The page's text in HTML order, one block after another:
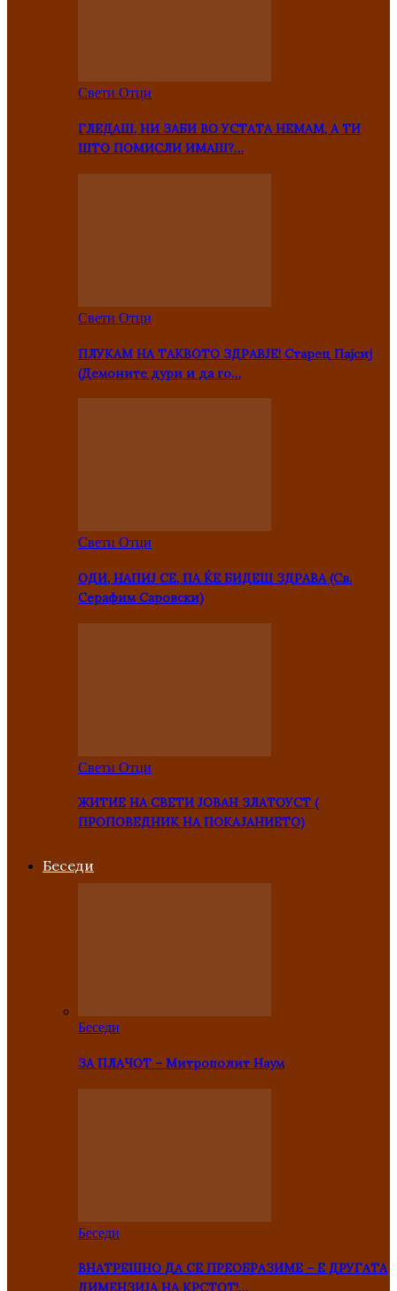
Свети Отци
ГЛЕДАШ, НИ ЗАБИ ВО УСТАТА НЕМАМ, А ТИ
ШТО ПОМИСЛИ ИМАШ?…
Свети Отци
ПЛУКАМ НА ТАКВОТО ЗДРАВЈЕ! Старец Пајсиј
(Демоните дури и да го…
Свети Отци
ОДИ, НАПИЈ СЕ, ПА ЌЕ БИДЕШ ЗДРАВА (Св.
Серафим Саровски)
Свети Отци
ЖИТИЕ НА СВЕТИ ЈОВАН ЗЛАТОУСТ (
ПРОПОВЕДНИК НА ПОКАЈАНИЕТО)
Беседи
Беседи
ЗА ПЛАЧОТ – Митрополит Наум
Беседи
ВНАТРЕШНО ДА СЕ ПРЕОБРАЗИМЕ – Е ДРУГАТА
ДИМЕНЗИЈА НА КРСТОТ!…